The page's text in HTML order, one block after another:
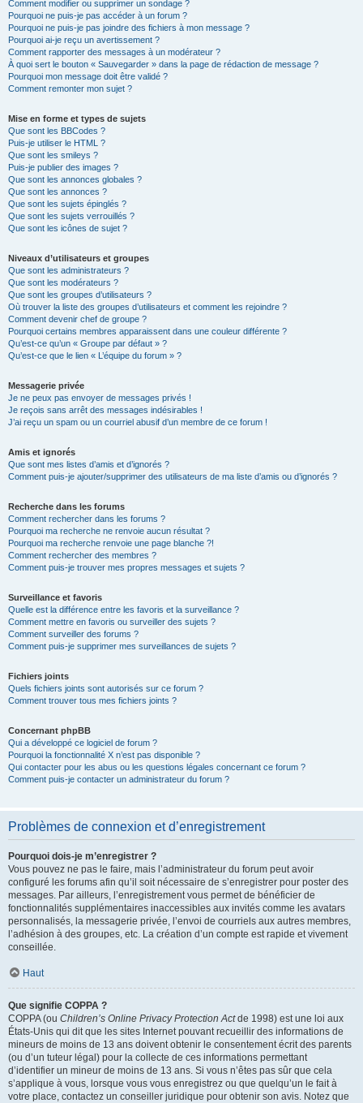
Comment modifier ou supprimer un sondage ?
Pourquoi ne puis-je pas accéder à un forum ?
Pourquoi ne puis-je pas joindre des fichiers à mon message ?
Pourquoi ai-je reçu un avertissement ?
Comment rapporter des messages à un modérateur ?
À quoi sert le bouton « Sauvegarder » dans la page de rédaction de message ?
Pourquoi mon message doit être validé ?
Comment remonter mon sujet ?
Mise en forme et types de sujets
Que sont les BBCodes ?
Puis-je utiliser le HTML ?
Que sont les smileys ?
Puis-je publier des images ?
Que sont les annonces globales ?
Que sont les annonces ?
Que sont les sujets épinglés ?
Que sont les sujets verrouillés ?
Que sont les icônes de sujet ?
Niveaux d’utilisateurs et groupes
Que sont les administrateurs ?
Que sont les modérateurs ?
Que sont les groupes d’utilisateurs ?
Où trouver la liste des groupes d’utilisateurs et comment les rejoindre ?
Comment devenir chef de groupe ?
Pourquoi certains membres apparaissent dans une couleur différente ?
Qu’est-ce qu’un « Groupe par défaut » ?
Qu’est-ce que le lien « L’équipe du forum » ?
Messagerie privée
Je ne peux pas envoyer de messages privés !
Je reçois sans arrêt des messages indésirables !
J’ai reçu un spam ou un courriel abusif d’un membre de ce forum !
Amis et ignorés
Que sont mes listes d’amis et d’ignorés ?
Comment puis-je ajouter/supprimer des utilisateurs de ma liste d’amis ou d’ignorés ?
Recherche dans les forums
Comment rechercher dans les forums ?
Pourquoi ma recherche ne renvoie aucun résultat ?
Pourquoi ma recherche renvoie une page blanche ?!
Comment rechercher des membres ?
Comment puis-je trouver mes propres messages et sujets ?
Surveillance et favoris
Quelle est la différence entre les favoris et la surveillance ?
Comment mettre en favoris ou surveiller des sujets ?
Comment surveiller des forums ?
Comment puis-je supprimer mes surveillances de sujets ?
Fichiers joints
Quels fichiers joints sont autorisés sur ce forum ?
Comment trouver tous mes fichiers joints ?
Concernant phpBB
Qui a développé ce logiciel de forum ?
Pourquoi la fonctionnalité X n’est pas disponible ?
Qui contacter pour les abus ou les questions légales concernant ce forum ?
Comment puis-je contacter un administrateur du forum ?
Problèmes de connexion et d’enregistrement
Pourquoi dois-je m’enregistrer ?
Vous pouvez ne pas le faire, mais l’administrateur du forum peut avoir
configuré les forums afin qu’il soit nécessaire de s’enregistrer pour poster des
messages. Par ailleurs, l’enregistrement vous permet de bénéficier de
fonctionnalités supplémentaires inaccessibles aux invités comme les avatars
personnalisés, la messagerie privée, l’envoi de courriels aux autres membres,
l’adhésion à des groupes, etc. La création d’un compte est rapide et vivement
conseillée.
Haut
Que signifie COPPA ?
COPPA (ou Children’s Online Privacy Protection Actde 1998) est une loi aux
États-Unis qui dit que les sites Internet pouvant recueillir des informations de
mineurs de moins de 13 ans doivent obtenir le consentement écrit des parents
(ou d’un tuteur légal) pour la collecte de ces informations permettant
d’identifier un mineur de moins de 13 ans. Si vous n’êtes pas sûr que cela
s’applique à vous, lorsque vous vous enregistrez ou que quelqu’un le fait à
votre place, contactez un conseiller juridique pour obtenir son avis. Notez que